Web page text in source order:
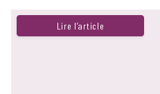
Lire l’article